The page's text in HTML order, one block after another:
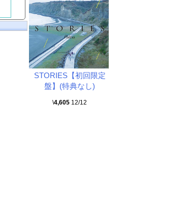
STORIES【初回限定
盤】(特典なし)
\4,605 12/12